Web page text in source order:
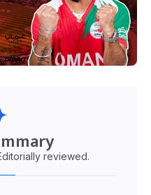
reviewed.